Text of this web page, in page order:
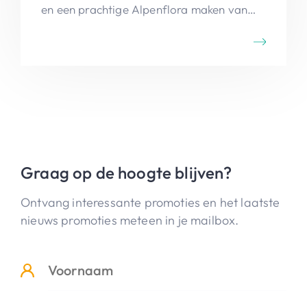
en een prachtige Alpenflora maken van
Graag op de hoogte blijven?
Ontvang interessante promoties en het laatste
nieuws promoties meteen in je mailbox.